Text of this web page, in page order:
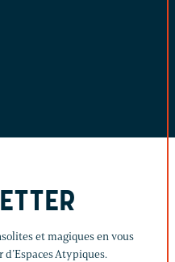
et magiques en vous
Atypiques.